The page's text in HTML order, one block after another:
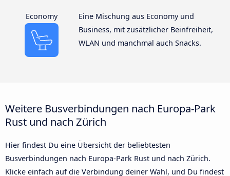
Economy
Eine Mischung aus Economy und
Business, mit zusätzlicher Beinfreiheit,
WLAN und manchmal auch Snacks.
Weitere Busverbindungen nach Europa-Park
Rust und nach Zürich
Hier findest Du eine Übersicht der beliebtesten
Busverbindungen nach Europa-Park Rust und nach Zürich.
Klicke einfach auf die Verbindung deiner Wahl, und Du findest